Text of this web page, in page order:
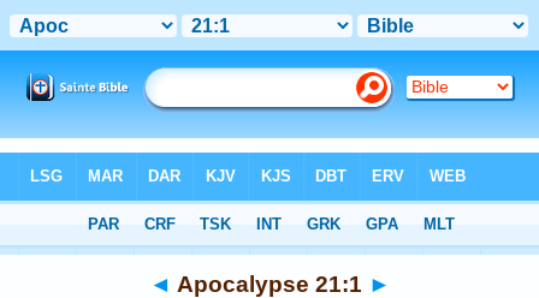
Chapitre 21 > Verset 1
◄ Apocalypse 21:1 ►